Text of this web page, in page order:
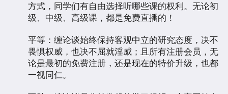
方式，同学们有自由选择听哪些课的权利。无论初
级、中级、高级课，都是免费直播的！
平等：缠论谈始终保持客观中立的研究态度，决不
畏惧权威，也决不屈就淫威；且所有注册会员，无
论是最初的免费注册，还是现在的特价升级，也都
一视同仁。